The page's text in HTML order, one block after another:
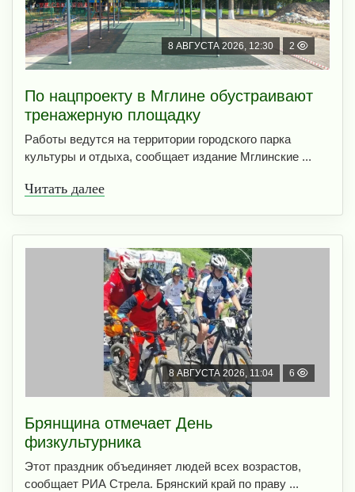
8 АВГУСТА 2026, 12:30 2
По нацпроекту в Мглине обустраивают
тренажерную площадку
Работы ведутся на территории городского парка
культуры и отдыха, сообщает издание Мглинские ...
Читать далее
8 АВГУСТА 2026, 11:04 6
Брянщина отмечает День
физкультурника
Этот праздник объединяет людей всех возрастов,
сообщает РИА Стрела. Брянский край по праву ...